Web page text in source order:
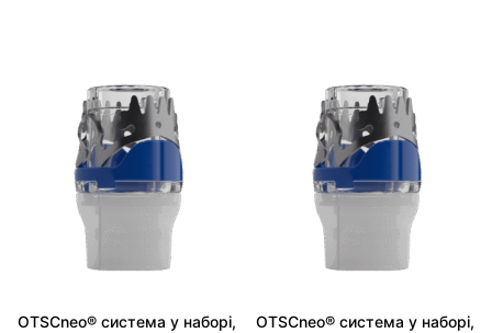
OTSCneo® система у наборі,
OTSCneo® система у наборі,